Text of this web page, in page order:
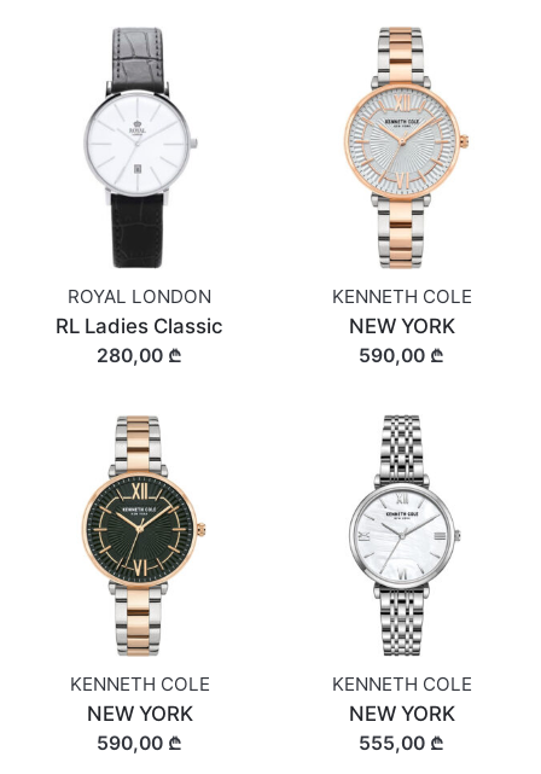
ROYAL LONDON
RL Ladies Classic
280,00 ₾
KENNETH COLE
NEW YORK
590,00 ₾
KENNETH COLE
NEW YORK
590,00 ₾
KENNETH COLE
NEW YORK
555,00 ₾